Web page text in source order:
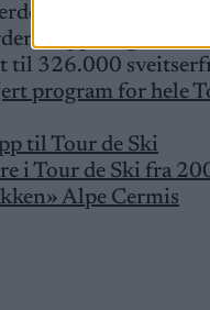
for
til 326.000
program for hele
til Tour de Ski
i Tour de Ski fra
Alpe Cermis